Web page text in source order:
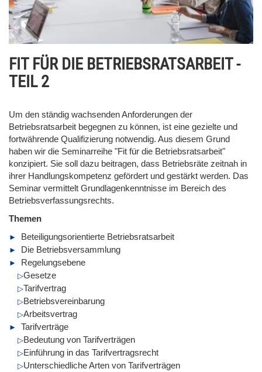
FIT FÜR DIE BETRIEBSRATSARBEIT -
TEIL 2
Um den ständig wachsenden Anforderungen der
Betriebsratsarbeit begegnen zu können, ist eine gezielte und
fortwährende Qualifizierung notwendig. Aus diesem Grund
haben wir die Seminarreihe "Fit für die Betriebsratsarbeit"
konzipiert. Sie soll dazu beitragen, dass Betriebsräte zeitnah in
ihrer Handlungskompetenz gefördert und gestärkt werden. Das
Seminar vermittelt Grundlagenkenntnisse im Bereich des
Betriebsverfassungsrechts.
Themen
Beteiligungsorientierte Betriebsratsarbeit
Die Betriebsversammlung
Regelungsebene
Gesetze
Tarifvertrag
Betriebsvereinbarung
Arbeitsvertrag
Tarifverträge
Bedeutung von Tarifverträgen
Einführung in das Tarifvertragsrecht
Unterschiedliche Arten von Tarifverträgen